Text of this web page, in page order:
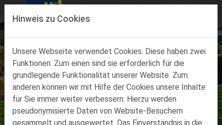
Direkt zur Hauptnavigation springen
Direkt zum Inhalt springen
Hinweis zu Cookies
Unsere Webseite verwendet Cookies. Diese haben zwei
Funktionen: Zum einen sind sie erforderlich für die
grundlegende Funktionalität unserer Website. Zum
anderen können wir mit Hilfe der Cookies unsere Inhalte
für Sie immer weiter verbessern. Hierzu werden
pseudonymisierte Daten von Website-Besuchern
gesammelt und ausgewertet. Das Einverständnis in die